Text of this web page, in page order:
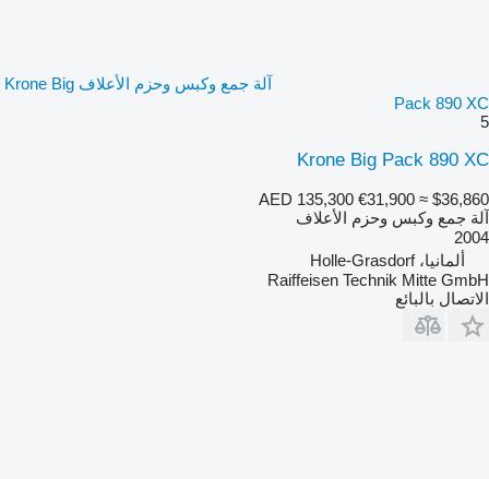
آلة جمع وكبس وحزم الأعلاف Krone Big
Pack 890 XC
5
Krone Big Pack 890 XC
AED 135,300 €31,900 ≈ $36,860
آلة جمع وكبس وحزم الأعلاف
2004
ألمانيا، Holle-Grasdorf
Raiffeisen Technik Mitte GmbH
الاتصال بالبائع